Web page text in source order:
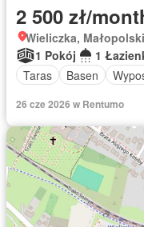
2 500 zł/
Wieliczka,
1 Pokój
1
Taras
Basen
26 cze 2026 w Rentumo